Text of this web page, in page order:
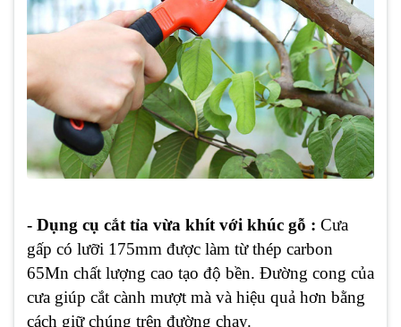
- Dụng cụ cắt tỉa vừa khít với khúc gỗ : Cưa
gấp có lưỡi 175mm được làm từ thép carbon
65Mn chất lượng cao tạo độ bền. Đường cong của
cưa giúp cắt cành mượt mà và hiệu quả hơn bằng
cách giữ chúng trên đường chạy.